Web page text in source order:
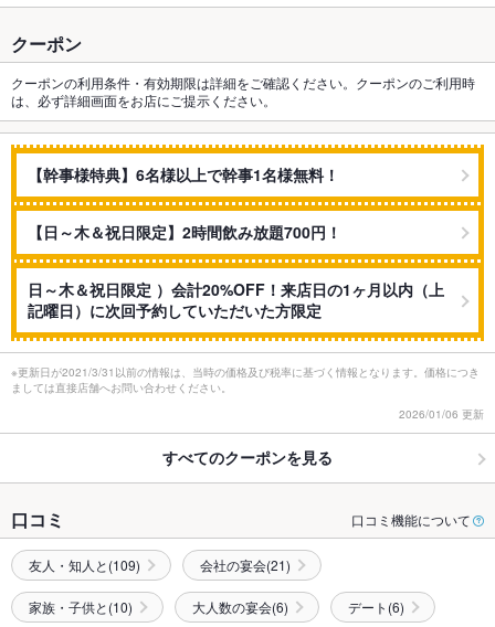
クーポン
クーポンの利用条件・有効期限は詳細をご確認ください。クーポンのご利用時
は、必ず詳細画面をお店にご提示ください。
【幹事様特典】6名様以上で幹事1名様無料！
【日～木＆祝日限定】2時間飲み放題700円！
日～木＆祝日限定 ）会計20%OFF！来店日の1ヶ月以内（上
記曜日）に次回予約していただいた方限定
※更新日が2021/3/31以前の情報は、当時の価格及び税率に基づく情報となります。価格につき
ましては直接店舗へお問い合わせください。
2026/01/06 更新
すべてのクーポンを見る
口コミ 口コミ機能について
友人・知人と(109) 会社の宴会(21)
家族・子供と(10) 大人数の宴会(6) デート(6)